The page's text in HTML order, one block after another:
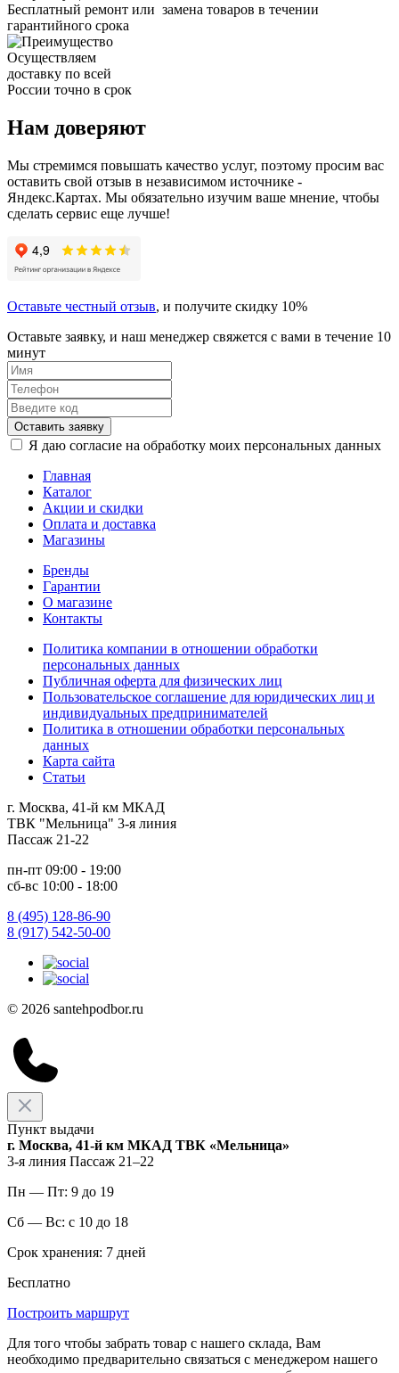
Бесплатный ремонт или замена товаров в течении
гарантийного срока
Осуществляем
доставку по всей
России точно в срок
Нам доверяют
Мы стремимся повышать качество услуг, поэтому просим вас
оставить свой отзыв в независимом источнике -
Яндекс.Картах. Мы обязательно изучим ваше мнение, чтобы
сделать сервис еще лучше!
Оставьте честный отзыв, и получите скидку 10%
Оставьте заявку, и наш менеджер свяжется с вами в течение 10
минут
Оставить заявку
Я даю согласие на обработку моих персональных данных
Главная
Каталог
Акции и скидки
Оплата и доставка
Магазины
Бренды
Гарантии
О магазине
Контакты
Политика компании в отношении обработки
персональных данных
Публичная оферта для физических лиц
Пользовательское соглашение для юридических лиц и
индивидуальных предпринимателей
Политика в отношении обработки персональных
данных
Карта сайта
Статьи
г. Москва, 41-й км МКАД
ТВК "Мельница" 3-я линия
Пассаж 21-22
пн-пт 09:00 - 19:00
сб-вс 10:00 - 18:00
8 (495) 128-86-90
8 (917) 542-50-00
© 2026 santehpodbor.ru
Пункт выдачи
г. Москва, 41-й км МКАД ТВК «Мельница»
3-я линия Пассаж 21–22
Пн — Пт: 9 до 19
Сб — Вс: с 10 до 18
Срок хранения: 7 дней
Бесплатно
Построить маршрут
Для того чтобы забрать товар с нашего склада, Вам
необходимо предварительно связаться с менеджером нашего